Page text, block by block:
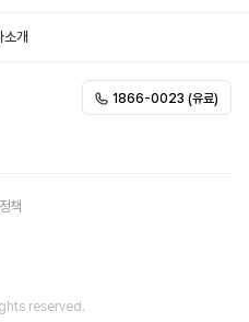
정 안내
소개
책
reserved.
1866-0023 (유료)